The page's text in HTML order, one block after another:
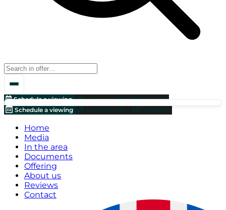
Schedule a viewing Make an offer!
Valuation
Schedule a viewing
Make an offer! Valuation
Home
Media
In the area
Documents
Offering
About us
Reviews
Contact